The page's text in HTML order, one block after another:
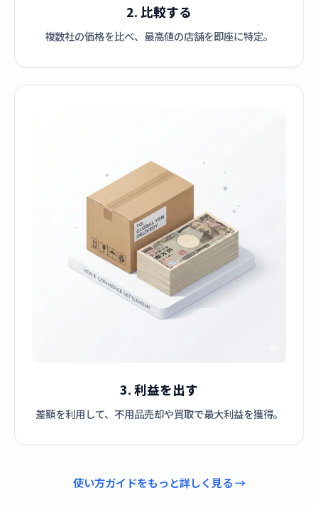
2. 比較する
複数社の価格を比べ、最高値の店舗を即座に特定。
3. 利益を出す
差額を利用して、不用品売却や買取で最大利益を獲得。
使い方ガイドをもっと詳しく見る →